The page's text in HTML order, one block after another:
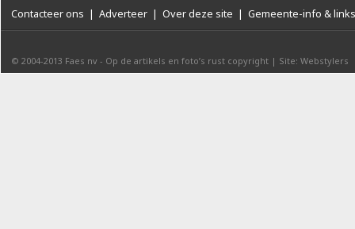
Contacteer ons | Adverteer | Over deze site | Gemeente-info & links
© 2004-2013 Faes nv - Op de artikels en foto’s rust copyright | Site: Webstylers